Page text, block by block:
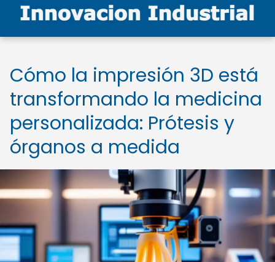
Cómo la impresión 3D está
transformando la medicina
personalizada: Prótesis y
órganos a medida